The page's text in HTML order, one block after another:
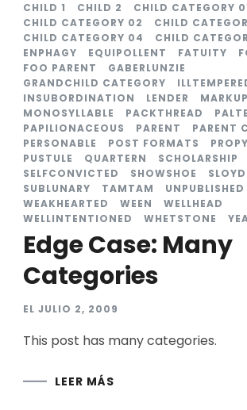
CHILD 1 CHILD 2
CHILD CATEGORY
CHILD CATEGORY 02
CHILD
CHILD CATEGORY 04
CHILD
ENPHAGY
EQUIPOLLENT FATUITY
FOO PARENT
GABERLUNZIE
GRANDCHILD CATEGORY
INSUBORDINATION
LENDER MARKUP
MONOSYLLABLE
PACKTHREAD
PAPILIONACEOUS
PARENT
PARENT
PERSONABLE
POST FORMATS
PUSTULE
QUARTERN
SCHOLARSHIP
SELFCONVICTED
SHOWSHOE SLOYD
SUBLUNARY
TAMTAM
UNPUBLISHED
WEAKHEARTED
WEEN
WELLHEAD
WELLINTENTIONED
WHETSTONE
Edge Case: Many
Categories
EL JULIO 2, 2009
This post has many categories.
LEER MÁS